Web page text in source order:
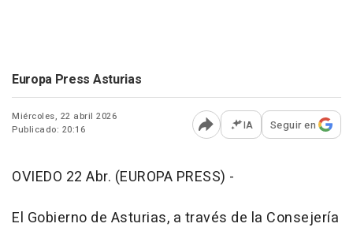
Europa Press Asturias
Miércoles, 22 abril 2026
Publicado: 20:16
Abrir opciones para
IA Seguir en
OVIEDO 22 Abr. (EUROPA PRESS) -
El Gobierno de Asturias, a través de la Consejería